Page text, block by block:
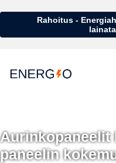
Rahoitus -
Aurinkopaneelit
paneelin